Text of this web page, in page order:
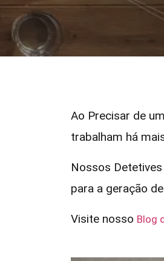
Ao Precisar de um
trabalham há
Nossos
para a geração
Visite nosso Blog